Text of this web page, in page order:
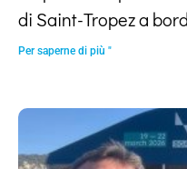
di Saint-Tropez a
Per saperne di più "